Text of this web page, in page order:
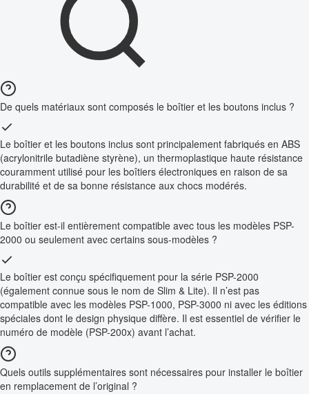
De quels matériaux sont composés le boîtier et les boutons inclus ?
Le boîtier et les boutons inclus sont principalement fabriqués en ABS
(acrylonitrile butadiène styrène), un thermoplastique haute résistance
couramment utilisé pour les boîtiers électroniques en raison de sa
durabilité et de sa bonne résistance aux chocs modérés.
Le boîtier est-il entièrement compatible avec tous les modèles PSP-
2000 ou seulement avec certains sous-modèles ?
Le boîtier est conçu spécifiquement pour la série PSP-2000
(également connue sous le nom de Slim & Lite). Il n’est pas
compatible avec les modèles PSP-1000, PSP-3000 ni avec les éditions
spéciales dont le design physique diffère. Il est essentiel de vérifier le
numéro de modèle (PSP-200x) avant l’achat.
Quels outils supplémentaires sont nécessaires pour installer le boîtier
en remplacement de l’original ?